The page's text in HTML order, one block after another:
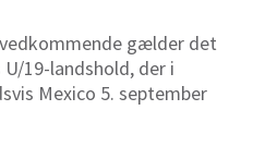
gælder det
19-landshold, der i
Mexico 5. september